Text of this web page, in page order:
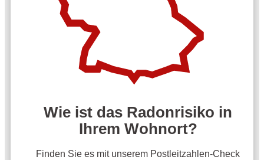
Wie ist das Radonrisiko in
Ihrem Wohnort?
Finden Sie es mit unserem Postleitzahlen-Check